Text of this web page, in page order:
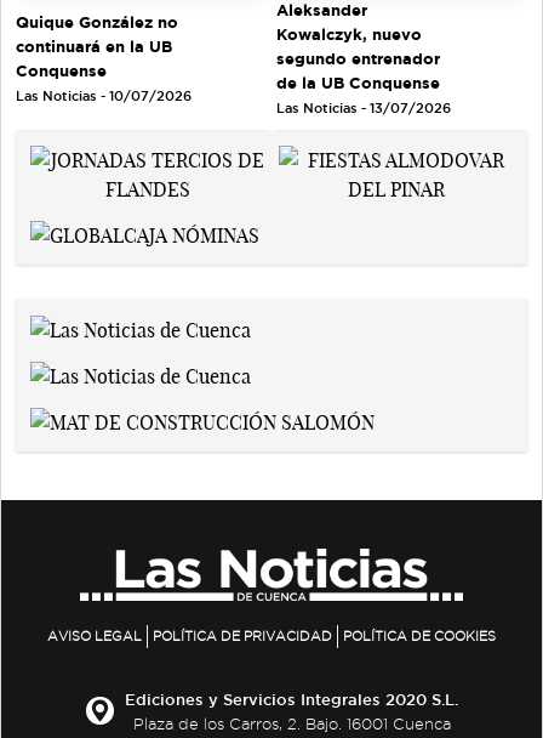
Quique González no
continuará en la UB
Conquense
Las Noticias - 10/07/2026
Aleksander
Kowalczyk, nuevo
segundo entrenador
de la UB Conquense
Las Noticias - 13/07/2026
AVISO LEGAL POLÍTICA DE PRIVACIDAD POLÍTICA DE COOKIES
Ediciones y Servicios Integrales 2020 S.L.
Plaza de los Carros, 2. Bajo. 16001 Cuenca